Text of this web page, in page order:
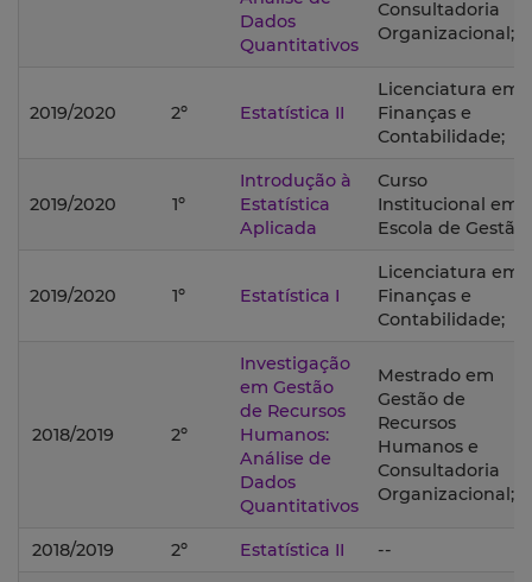
Dados
Quantitativos
Consultadoria
Organizacional;
2019/2020 2º Estatística II
Licenciatura em
Finanças e
Contabilidade;
2019/2020 1º
Introdução à
Estatística
Aplicada
Curso
Institucional em
Escola de Gestão;
2019/2020 1º Estatística I
Licenciatura em
Finanças e
Contabilidade;
2018/2019 2º
Investigação
em Gestão
de Recursos
Humanos:
Análise de
Dados
Quantitativos
Mestrado em
Gestão de
Recursos
Humanos e
Consultadoria
Organizacional;
2018/2019 2º Estatística II --